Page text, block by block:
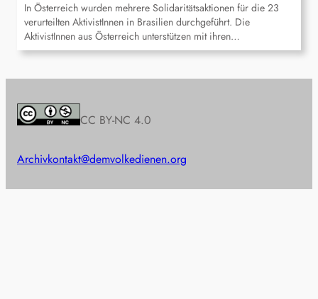
In Österreich wurden mehrere Solidaritätsaktionen für die 23
verurteilten AktivistInnen in Brasilien durchgeführt. Die
AktivistInnen aus Österreich unterstützen mit ihren…
CC BY-NC 4.0
Archivkontakt@demvolkedienen.org